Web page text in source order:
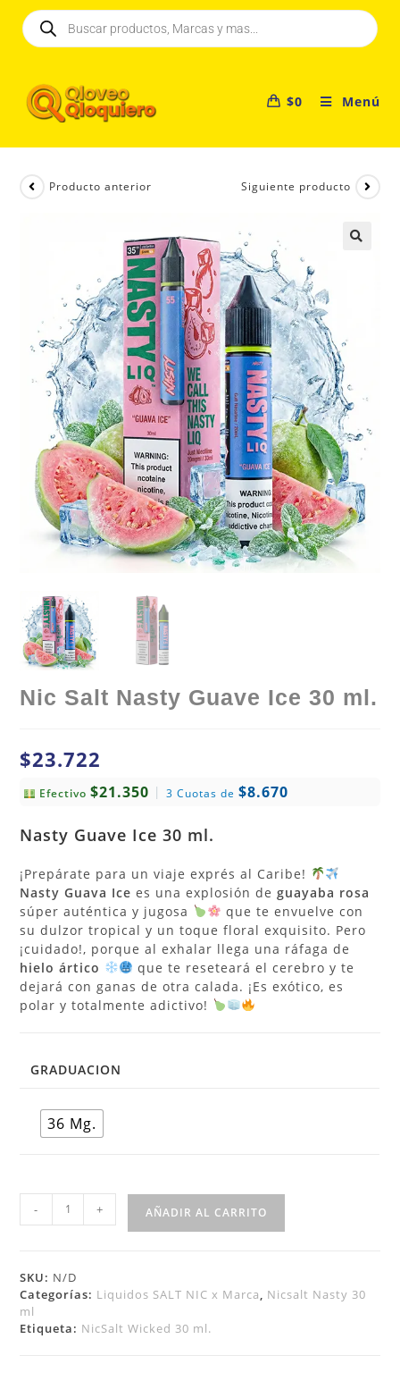
$0 Menú
Producto anterior Siguiente producto
Nic Salt Nasty Guave Ice 30 ml.
$23.722
Efectivo$21.350 | 3 Cuotas de$8.670
Nasty Guave Ice30 ml.
¡Prepárate para un viaje exprés al Caribe!
Nasty Guava Ice es una explosión deguayaba rosa
súper auténtica y jugosa
que te envuelve con
su dulzor tropical y un toque floral exquisito. Pero
¡cuidado!, porque al exhalar llega una ráfaga de
hielo ártico
que te reseteará el cerebro y te
dejará con ganas de otra calada. ¡Es exótico, es
polar y totalmente adictivo!
GRADUACION
36 Mg.
- + AÑADIR AL CARRITO
SKU: N/D
Categorías: Liquidos SALT NIC x Marca, Nicsalt Nasty 30
ml
Etiqueta: NicSalt Wicked 30 ml.